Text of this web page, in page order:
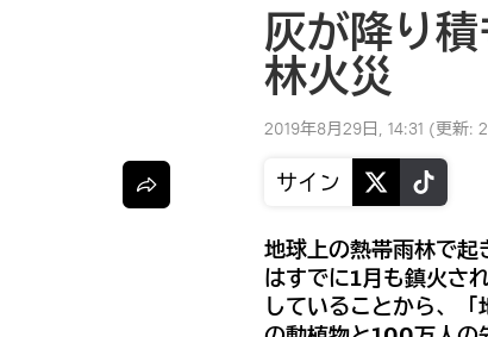
灰が降り
林火災
2019年8月29日, 14:31 (更新:
サイン
地球上の熱帯雨林で
はすでに1月も鎮火さ
していることから、